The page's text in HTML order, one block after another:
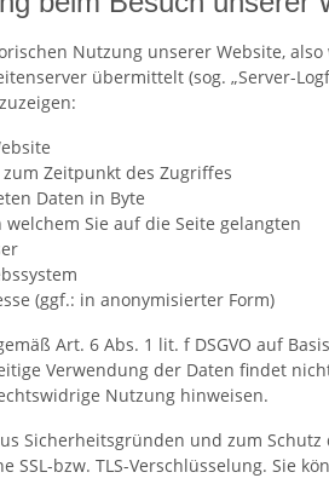
Nutzung unserer Website,
übermittelt (sog. „Server-
Zeitpunkt des Zugriffes
Daten in Byte
welchem Sie auf die Seite gelangten
(ggf.: in anonymisierter Form)
Art. 6 Abs. 1 lit. f DSGVO auf
Verwendung der Daten findet
Nutzung hinweisen.
Sicherheitsgründen und zum
SSL-bzw. TLS-Verschlüsselung. Sie